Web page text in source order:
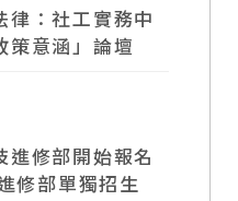
律：社工實務中
策意涵」論壇
進修部開始報名
修部單獨招生